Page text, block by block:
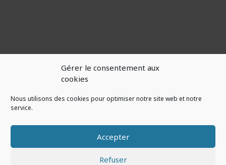
Gérer le consentement aux
cookies
Nous utilisons des cookies pour optimiser notre site web et notre
service.
Accepter
Refuser
Pêche
Restau
Copyright © 2026 Kity Caravann Inn*** - Camping Dun sur